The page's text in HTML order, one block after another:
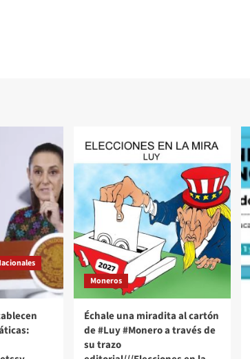
Moneros
Échale una miradita al cartón
de #Luy #Monero a través de
su trazo